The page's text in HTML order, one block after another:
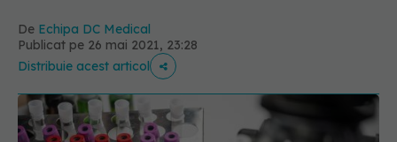
De Echipa DC Medical
Publicat pe 26 mai 2021, 23:28
Distribuie acest articol